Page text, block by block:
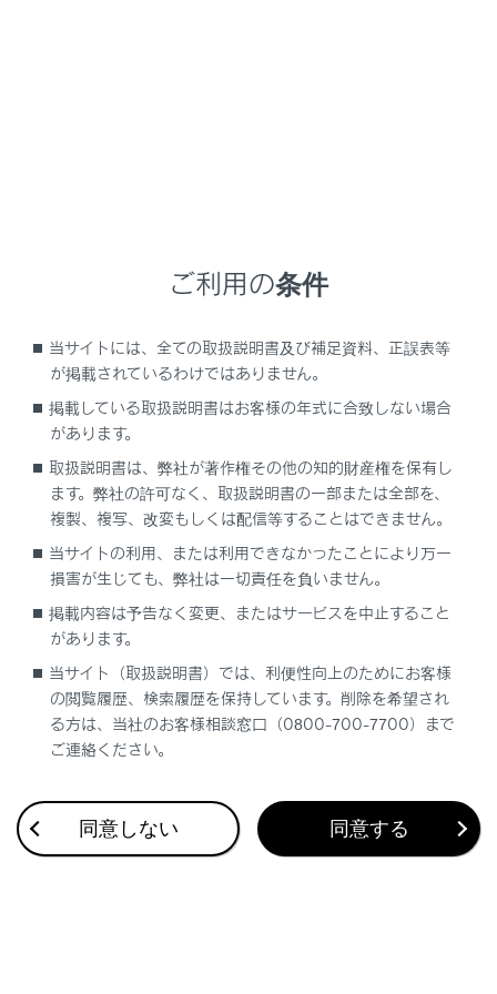
お手入れは、部位や素材にあった適切な方法で実施して
手入れの作業要領
合わせて見られているページ
ヒューズの点検・交換
駆動用電池冷却用吸入口の清掃
電子キーの電池交換
このページは役に立ちましたか？
ご利用の条件
当サイトには、全ての取扱説明書及び補足資料、正誤表等
が掲載されているわけではありません。
掲載している取扱説明書はお客様の年式に合致しない場合
があります。
取扱説明書は、弊社が著作権その他の知的財産権を保有し
ます。弊社の許可なく、取扱説明書の一部または全部を、
複製、複写、改変もしくは配信等することはできません。
当サイトの利用、または利用できなかったことにより万一
損害が生じても、弊社は一切責任を負いません。
掲載内容は予告なく変更、またはサービスを中止すること
があります。
当サイト（取扱説明書）では、利便性向上のためにお客様
の閲覧履歴、検索履歴を保持しています。削除を希望され
る方は、当社のお客様相談窓口（0800-700-7700）まで
ご連絡ください。
同意しない 同意する